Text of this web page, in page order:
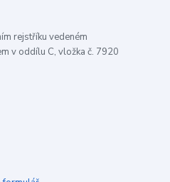
rejstříku vedeném
v oddílu C, vložka č. 7920